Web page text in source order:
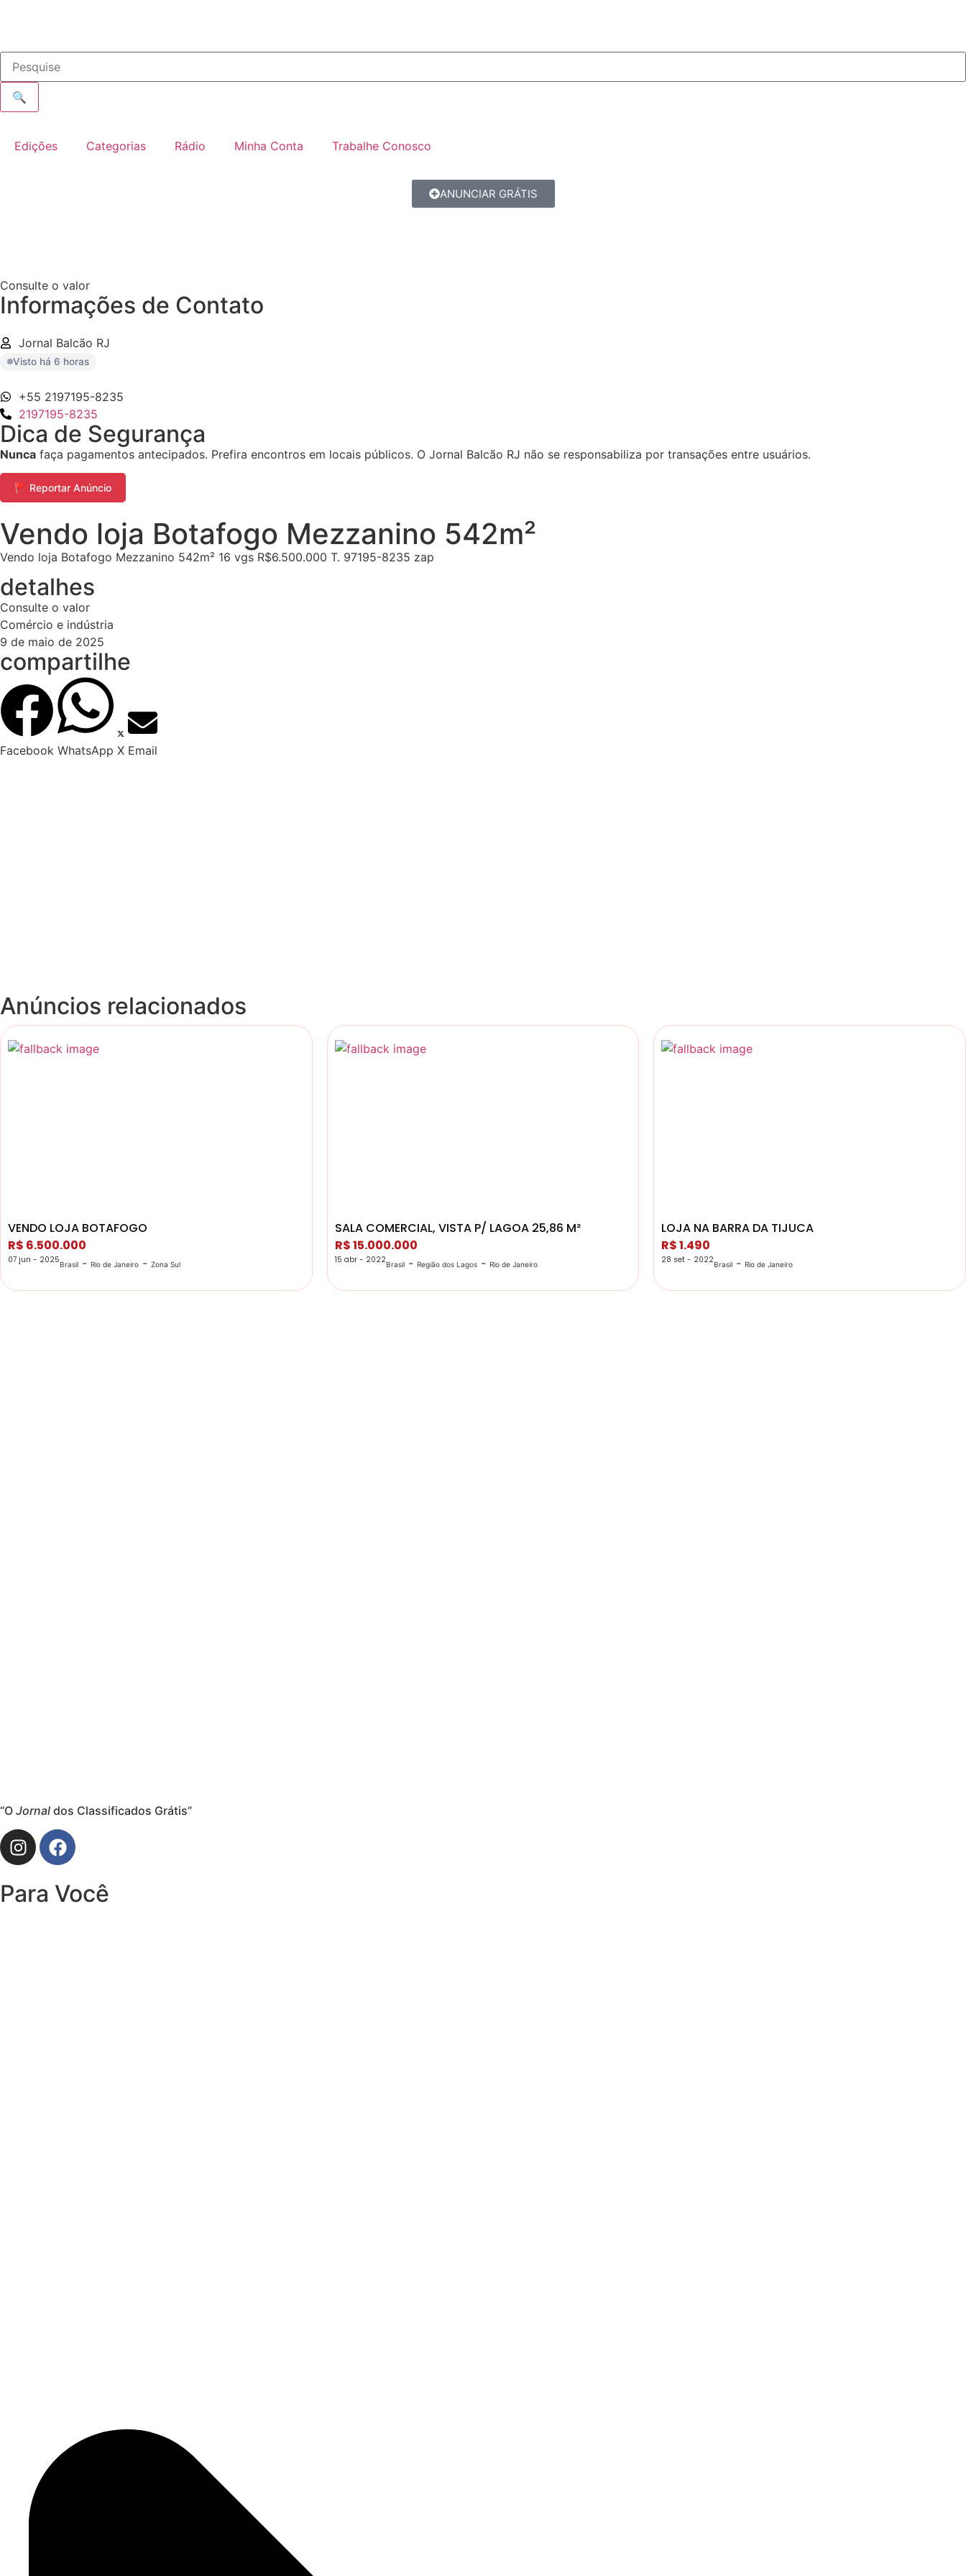
🔍
Edições Categorias Rádio Minha Conta Trabalhe Conosco
ANUNCIAR GRÁTIS
Consulte o valor
Informações de Contato
Jornal Balcão RJ
Visto há 6 horas
+55 2197195-8235
2197195-8235
Dica de Segurança
Nunca faça pagamentos antecipados. Prefira encontros em locais públicos. O Jornal Balcão RJ não se responsabiliza por transações entre usuários.
🚩 Reportar Anúncio
Vendo loja Botafogo Mezzanino 542m²
Vendo loja Botafogo Mezzanino 542m² 16 vgs R$6.500.000 T. 97195-8235 zap
detalhes
Consulte o valor
Comércio e indústria
9 de maio de 2025
compartilhe
Facebook WhatsApp X Email
Anúncios relacionados
VENDO LOJA BOTAFOGO
R$ 6.500.000
07 jun - 2025Brasil - Rio de Janeiro - Zona Sul
SALA COMERCIAL, VISTA P/ LAGOA 25,86 M²
R$ 15.000.000
15 abr - 2022Brasil- Região dos Lagos- Rio de Janeiro
LOJA NA BARRA DA TIJUCA
R$ 1.490
28 set - 2022Brasil - Rio de Janeiro
“O Jornal dos Classificados Grátis”
Para Você